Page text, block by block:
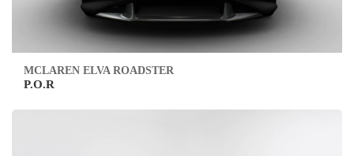
MCLAREN ELVA ROADSTER
P.O.R